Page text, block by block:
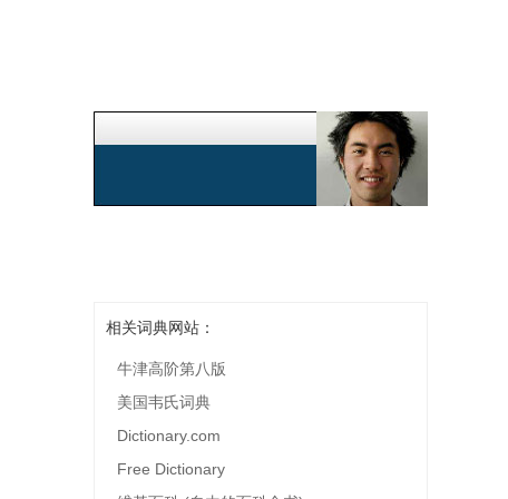
相关词典网站：
牛津高阶第八版
美国韦氏词典
Dictionary.com
Free Dictionary